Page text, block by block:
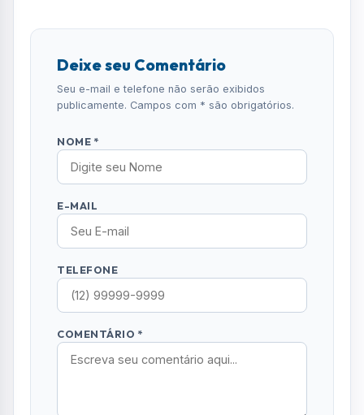
Deixe seu Comentário
Seu e-mail e telefone não serão exibidos
publicamente. Campos com * são obrigatórios.
NOME *
E-MAIL
TELEFONE
COMENTÁRIO *